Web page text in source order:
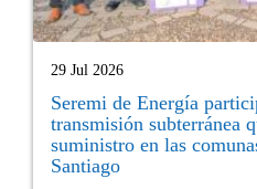
29 Jul 2026
Seremi de Energía
transmisión subterránea
suministro en las
Santiago